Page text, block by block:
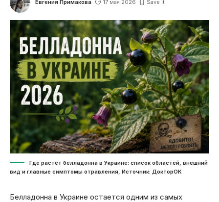
Евгения Примакова 17 мая 2026
Где растет белладонна в Украине: список областей, внешний
вид и главные симптомы отравления, Источник: ДокторОК
Белладонна в Украине остается одним из самых